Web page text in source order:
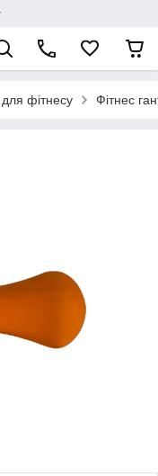
фітнесу Фітнес